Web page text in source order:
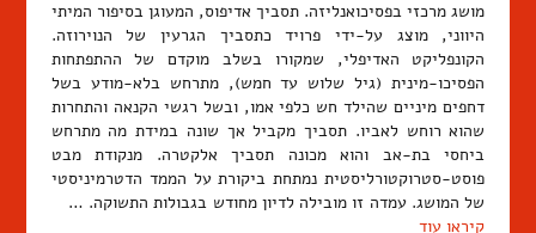
מושג מרכזי בפסיכואנליזה. תסביך אדיפוס, המעוגן בסיפור המיתי
היווני, מוצג על-ידי פרויד כתסביך הגרעין של הנוירוזה.
הקונפליקט האדיפלי, שמקורו בשלב מוקדם של ההתפתחות
הפסיכו-מינית (גיל שלוש עד חמש), מתרחש בלא-מודע בשל
דחפים מיניים שהילד חש כלפי אמו, ובשל רגשי הקנאה והתחרות
שהוא רוחש לאביו. תסביך מקביל אך שונה במידת מה מתרחש
ביחסי בת-אב והוא מכונה תסביך אלקטרה. מנקודת מבט
פוסט-סטרוקטורליסטית נמתחת ביקורת על הממד הדטרמיניסטי
של המושג. עמדה זו מובילה לדיון מחודש בגבולות התשוקה. …
קיראו עוד